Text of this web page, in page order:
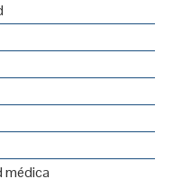
médica